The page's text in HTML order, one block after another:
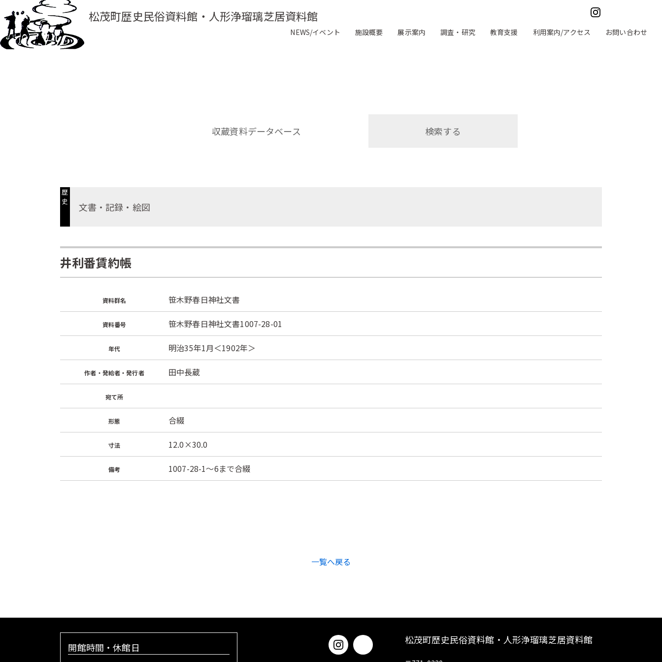
松茂町歴史民俗資料館・人形浄瑠璃芝居資料館
NEWS/イベント 施設概要 展示案内 調査・研究 教育支援 利用案内/アクセス お問い合わせ
収蔵資料データベース 検索する
歴
史
文書・記録・絵図
井利番賃約帳
資料群名 笹木野春日神社文書
資料番号 笹木野春日神社文書1007-28-01
年代 明治35年1月＜1902年＞
作者・発給者・発行者 田中長蔵
宛て所
形態 合綴
寸法 12.0×30.0
備考 1007-28-1～6まで合綴
一覧へ戻る
開館時間・休館日
松茂町歴史民俗資料館・人形浄瑠璃芝居資料館